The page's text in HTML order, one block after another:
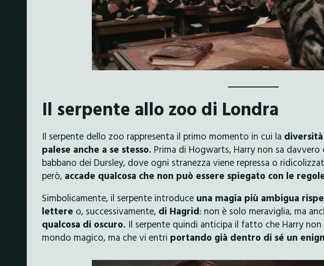
Il serpente allo zoo di Londra
Il serpente dello zoo rappresenta il primo momento in cui la
palese anche a se stesso. Prima di Hogwarts, Harry non sa
babbano dei Dursley, dove ogni stranezza viene repressa o
però, accade qualcosa che non può essere spiegato con le
Simbolicamente, il serpente introduce una magia più ambigua
lettere o, successivamente,di Hagrid: non è solo meraviglia, ma
qualcosa di oscuro. Il serpente quindi anticipa il fatto che Harry
mondo magico, ma che vi entri portando già dentro di sé un